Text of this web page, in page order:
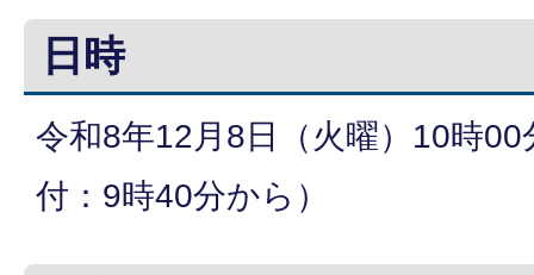
日時
令和8年12月8日（火曜）10時
付：9時40分から）